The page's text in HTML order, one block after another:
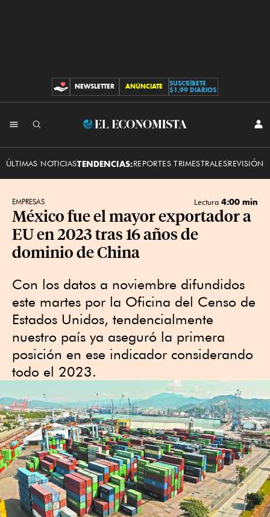
CONTRIBUCIONES
NEWSLETTER ANÚNCIATE
SUSCRÍBETE
$1.99 DIARIOS
El
ÚLTIMAS NOTICIASTENDENCIAS:REPORTES TRIMESTRALESREVISIÓN
EMPRESAS Lectura 4:00 min
México fue el mayor exportador a
EU en 2023 tras 16 años de
dominio de China
Con los datos a noviembre difundidos
este martes por la Oficina del Censo de
Estados Unidos, tendencialmente
nuestro país ya aseguró la primera
posición en ese indicador considerando
todo el 2023.